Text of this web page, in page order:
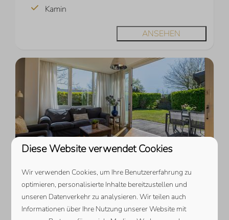
Kamin
ANSEHEN
1.050 €
7 Nächte
Zwanenlaan 13 | De Schotsman
Zeeland, Kamperland
Diese Website verwendet Cookies
Wir verwenden Cookies, um Ihre Benutzererfahrung zu
optimieren, personalisierte Inhalte bereitzustellen und
unseren Datenverkehr zu analysieren. Wir teilen auch
Informationen über Ihre Nutzung unserer Website mit